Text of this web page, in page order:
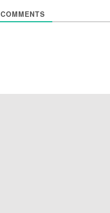
COMMENTS